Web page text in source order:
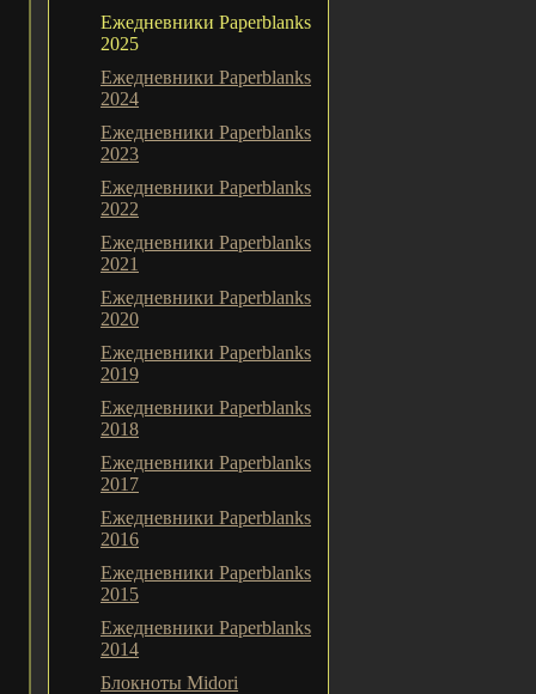
Ежедневники Paperblanks
2025
Ежедневники Paperblanks
2024
Ежедневники Paperblanks
2023
Ежедневники Paperblanks
2022
Ежедневники Paperblanks
2021
Ежедневники Paperblanks
2020
Ежедневники Paperblanks
2019
Ежедневники Paperblanks
2018
Ежедневники Paperblanks
2017
Ежедневники Paperblanks
2016
Ежедневники Paperblanks
2015
Ежедневники Paperblanks
2014
Блокноты Midori